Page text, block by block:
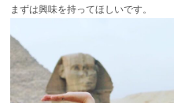
まずは興味を持ってほしいです。